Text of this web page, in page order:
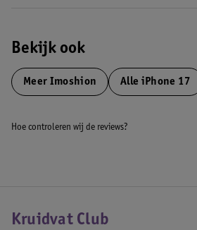
Bekijk ook
Meer Imoshion Alle iPhone 17
Hoe controleren wij de reviews?
Kruidvat Club